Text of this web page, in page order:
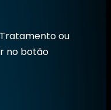
ou
no botão